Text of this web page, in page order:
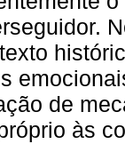
de
às